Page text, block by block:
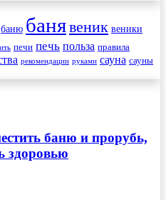
баню банявеник веники
печи печь польза правила
рекомендации руками сауна сауны
баню и прорубь,
здоровью